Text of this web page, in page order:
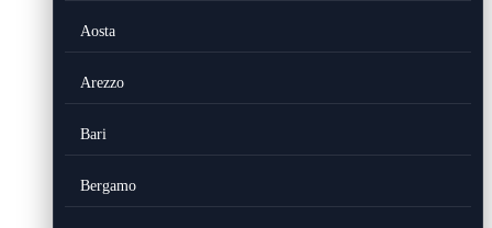
Aosta
Arezzo
Bari
Bergamo